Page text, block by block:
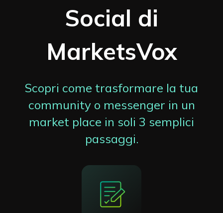
Social di
MarketsVox
Scopri come trasformare la tua
community o messenger in un
market place in soli 3 semplici
passaggi.